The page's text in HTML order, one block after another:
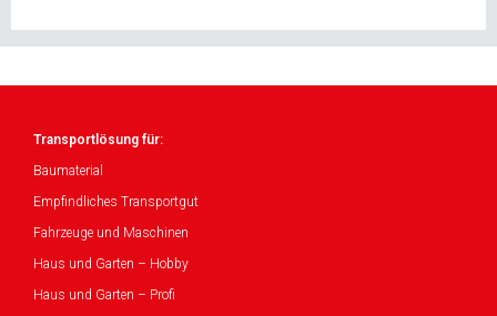
Transportlösung für:
Baumaterial
Empfindliches Transportgut
Fahrzeuge und Maschinen
Haus und Garten – Hobby
Haus und Garten – Profi